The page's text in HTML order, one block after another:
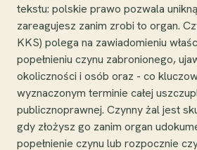
tekstu: polskie prawo pozwala
zareagujesz zanim zrobi to organ.
KKS) polega na zawiadomieniu
popełnieniu czynu zabronionego,
okoliczności i osób oraz - co
wyznaczonym terminie całej
publicznoprawnej. Czynny żal jest
gdy złożysz go zanim organ
popełnienie czynu lub rozpocznie